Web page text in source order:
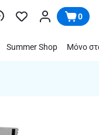
0
Summer Shop Μόνο